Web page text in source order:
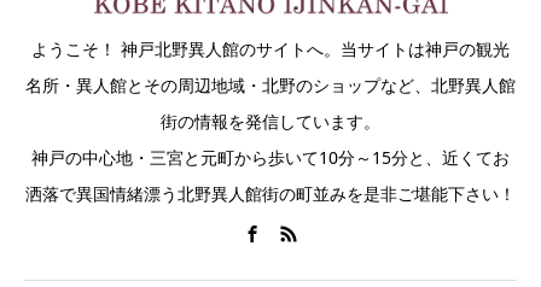
ようこそ！ 神戸北野異人館のサイトへ。当サイトは神戸の観光
名所・異人館とその周辺地域・北野のショップなど、北野異人館
街の情報を発信しています。
神戸の中心地・三宮と元町から歩いて10分～15分と、近くてお
洒落で異国情緒漂う北野異人館街の町並みを是非ご堪能下さい！